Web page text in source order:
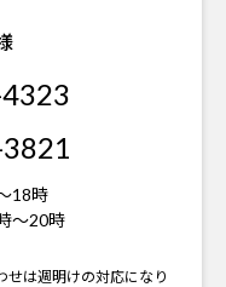
18時
～20時
は週明けの対応になり